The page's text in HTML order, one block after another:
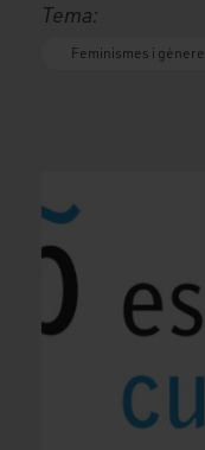
Tema:
Feminismes i gènere